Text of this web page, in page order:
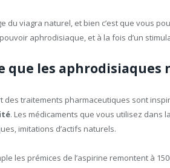
du viagra naturel, et bien c’est que vous
aphrodisiaque, et à la fois d’un
que les aphrodisiaques
des traitements pharmaceutiques sont
. Les médicaments que vous utilisez dans
imitations d’actifs naturels.
les prémices de l’aspirine remontent à